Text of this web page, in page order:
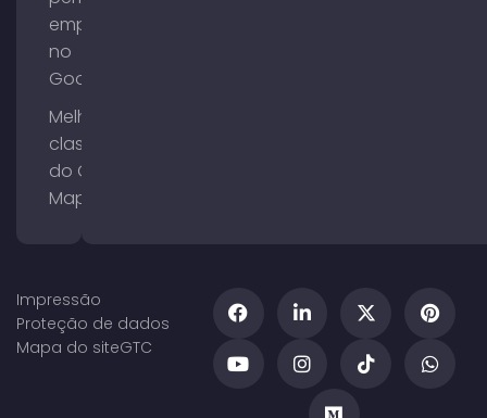
empresa
no
Google
Melhorar a
classificação
do Google
Maps
Impressão
Proteção de dados
Mapa do siteGTC